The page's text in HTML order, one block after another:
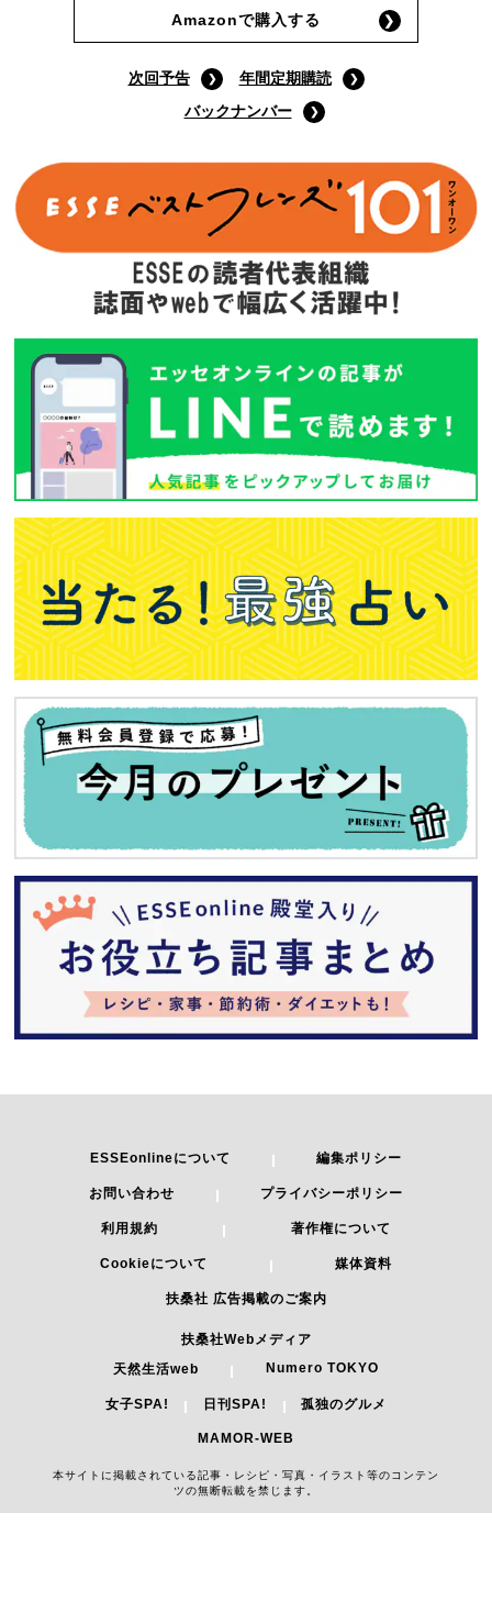
Amazonで購入する
次回予告
年間定期購読
バックナンバー
ESSEonlineについて 編集ポリシー
お問い合わせ プライバシーポリシー
利用規約 著作権について
Cookieについて 媒体資料
扶桑社 広告掲載のご案内
扶桑社Webメディア
天然生活web
Numero TOKYO
女子SPA! 日刊SPA! 孤独のグルメ
MAMOR-WEB
本サイトに掲載されている記事・レシピ・写真・イラスト等のコンテン
ツの無断転載を禁じます。